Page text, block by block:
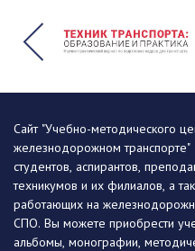
Сайт "Учебно-методического
железнодорожном
студентов, аспирантов,
техникумов и их филиалов, а
работающих на
СПО. Вы можете приобрести
альбомы, монографии,